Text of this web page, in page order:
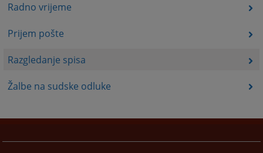
Radno vrijeme
Prijem pošte
Razgledanje spisa
Žalbe na sudske odluke